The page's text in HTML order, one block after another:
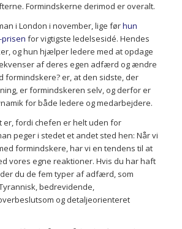
Formindskerne derimod er overalt.
i London i november, lige førhun
prisen for vigtigste ledelsesidé. Hendes
og hun hjælper ledere med at opdage
af deres egen adfærd og ændre
formindskere? er, at den sidste, der
er formindskeren selv, og derfor er
for både ledere og medarbejdere.
er, fordi chefen er helt uden for
peger i stedet et andet sted hen: Når vi
formindskere, har vi en tendens til at
vores egne reaktioner. Hvis du har haft
du de fem typer af adfærd, som
bedrevidende,
og detaljeorienteret